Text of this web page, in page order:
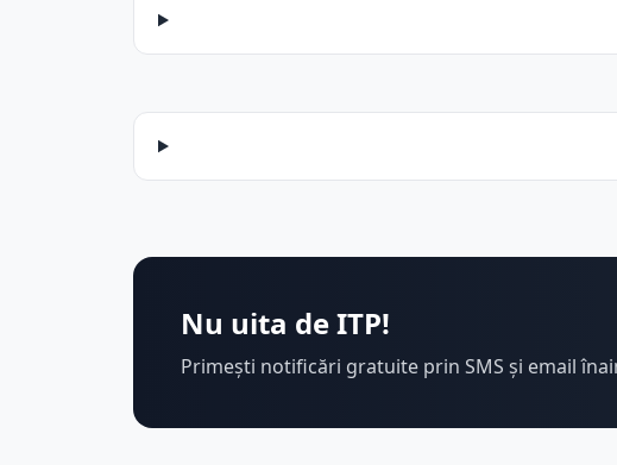
Nu uita de ITP!
Primești notificări gratuite prin SMS și email